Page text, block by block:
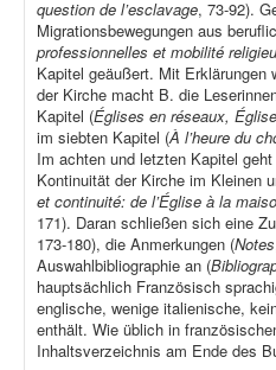
question de l’esclavage, 73-92).
Migrationsbewegungen aus
professionnelles et mobilité
Kapitel geäußert. Mit Erklärungen
der Kirche macht B. die
Kapitel (Églises en réseaux,
im siebten Kapitel (À l’heure du
Im achten und letzten Kapitel
Kontinuität der Kirche im Kleinen
et continuité: de l’Église à la
171). Daran schließen sich eine
173-180), die Anmerkungen (Notes
Auswahlbibliographie an (
hauptsächlich Französisch
englische, wenige italienische,
enthält. Wie üblich in
Inhaltsverzeichnis am Ende des